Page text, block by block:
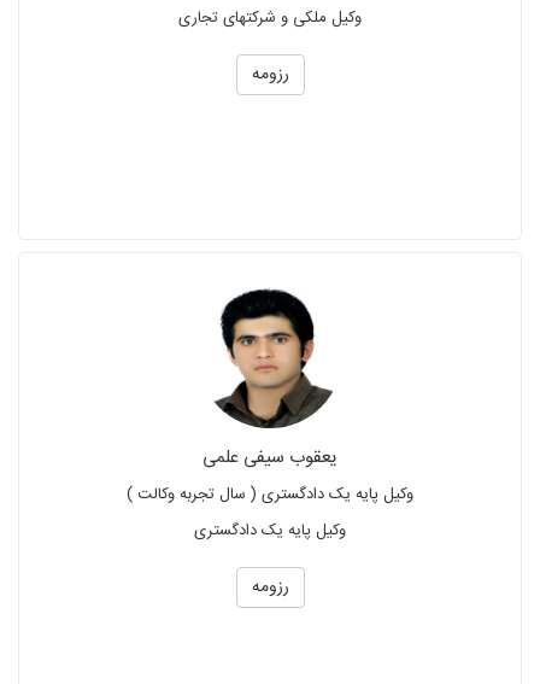
وکیل ملکی و شرکتهای تجاری
رزومه
یعقوب سیفی علمی
وکیل پایه یک دادگستری ( سال تجربه وکالت )
وکیل پایه یک دادگستری
رزومه